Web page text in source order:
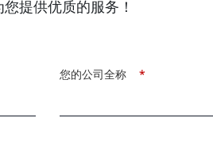
提供优质的服务！
*
您的公司全称